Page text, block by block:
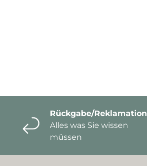
Rückgabe/Reklamation
Alles was Sie wissen
müssen